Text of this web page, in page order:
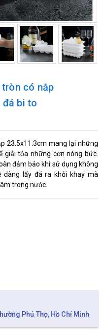
tròn có nắp
đá bi to
23.5x11.3cm mang lại những
giải tỏa những cơn nóng bức.
đảm bảo khi sử dụng không
dàng lấy đá ra khỏi khay mà
trong nước.
Phú Thọ, Hồ Chí Minh